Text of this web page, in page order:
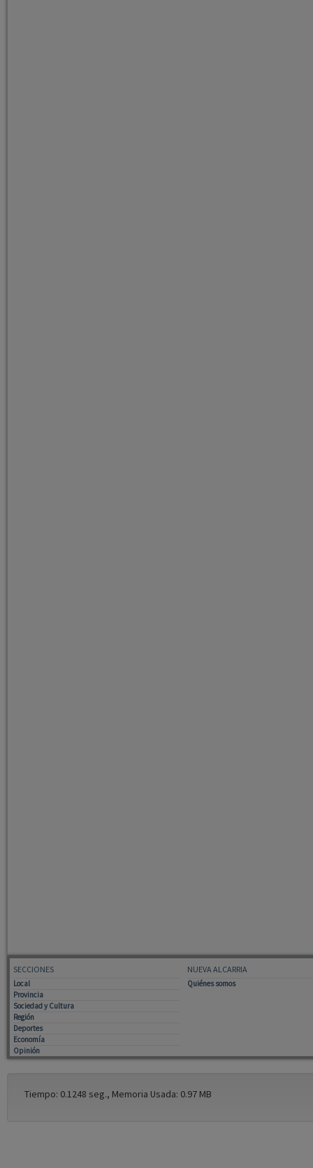
SECCIONES
Local
Provincia
Sociedad y Cultura
Región
Deportes
Economía
Opinión
NUEVA ALCARRIA
Quiénes somos
Tiempo: 0.1248 seg., Memoria Usada: 0.97 MB